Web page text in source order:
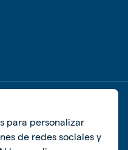
Cookies
para personalizar
de redes sociales y